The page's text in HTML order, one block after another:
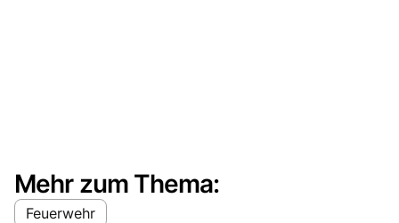
Mehr zum Thema:
Feuerwehr